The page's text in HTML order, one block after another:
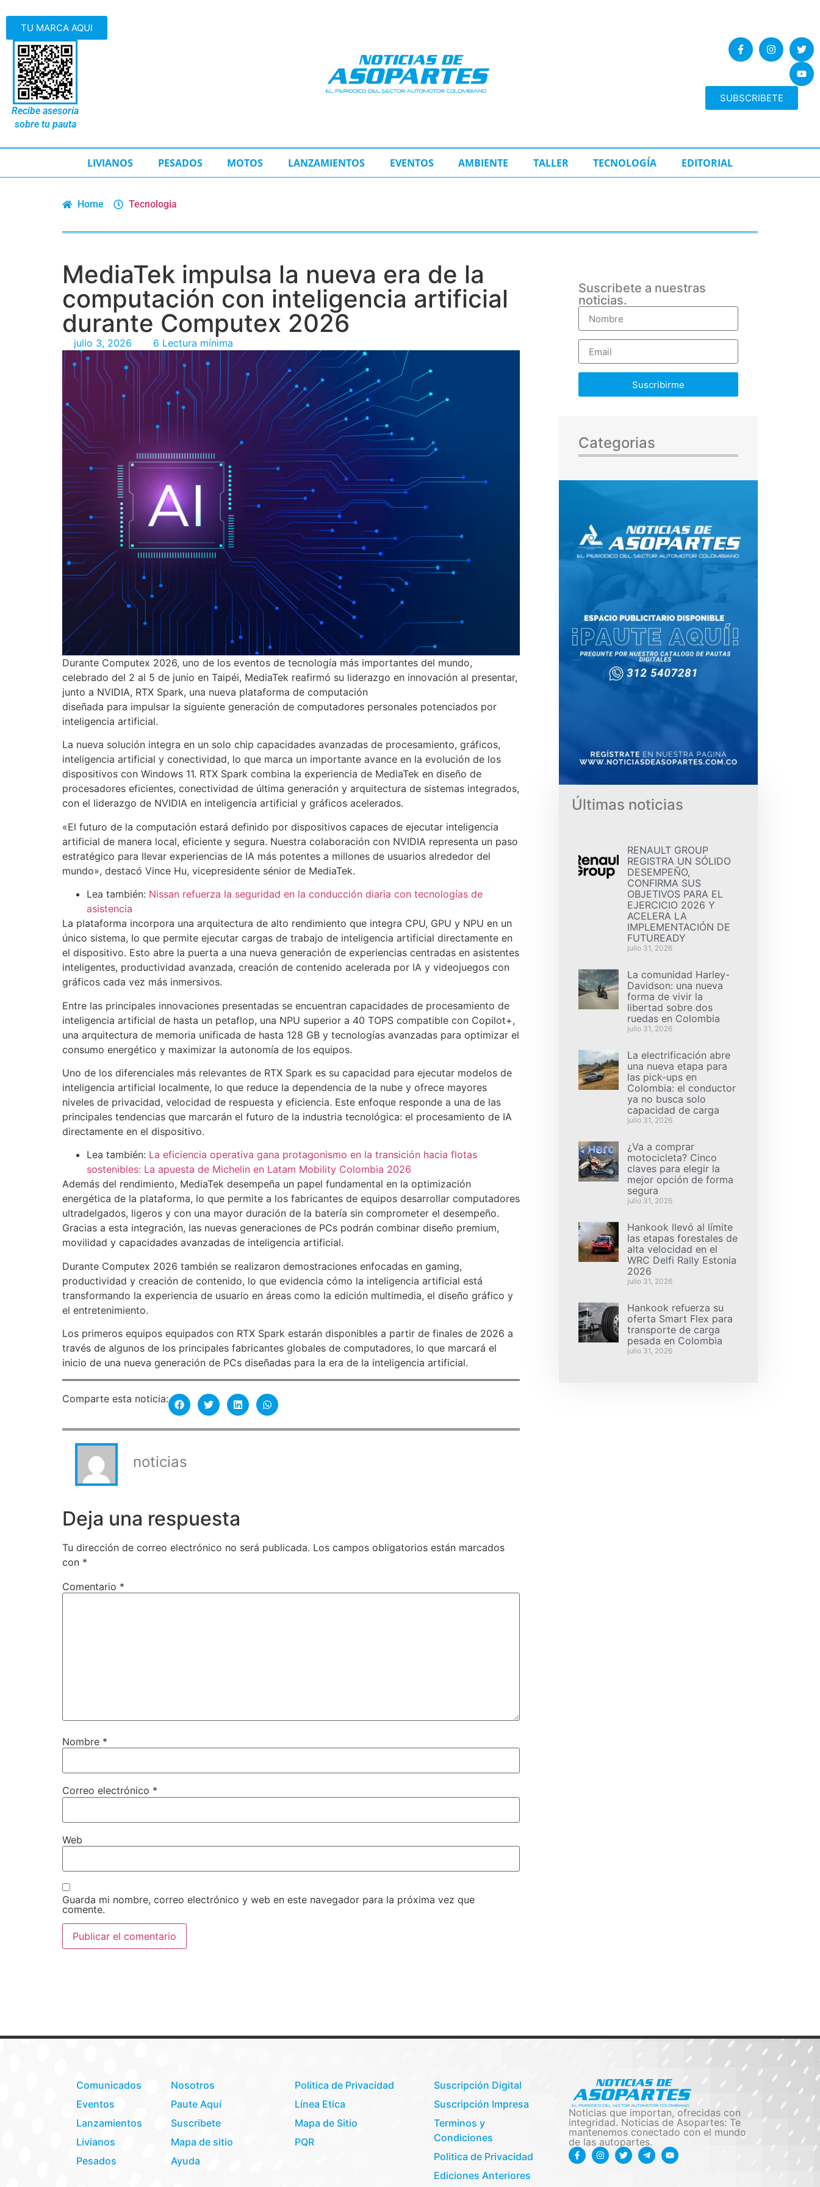
TU MARCA AQUI
Recibe asesoría
sobre tu pauta
SUBSCRIBETE
LIVIANOS PESADOS MOTOS LANZAMIENTOS EVENTOS AMBIENTE TALLER TECNOLOGÍA EDITORIAL
Home Tecnologia
MediaTek impulsa la nueva era de la
computación con inteligencia artificial
durante Computex 2026
julio 3, 2026 6 Lectura mínima
Durante Computex 2026, uno de los eventos de tecnología más importantes del mundo,
celebrado del 2 al 5 de junio en Taipéi, MediaTek reafirmó su liderazgo en innovación al presentar,
junto a NVIDIA, RTX Spark, una nueva plataforma de computación
diseñada para impulsar la siguiente generación de computadores personales potenciados por
inteligencia artificial.
La nueva solución integra en un solo chip capacidades avanzadas de procesamiento, gráficos,
inteligencia artificial y conectividad, lo que marca un importante avance en la evolución de los
dispositivos con Windows 11. RTX Spark combina la experiencia de MediaTek en diseño de
procesadores eficientes, conectividad de última generación y arquitectura de sistemas integrados,
con el liderazgo de NVIDIA en inteligencia artificial y gráficos acelerados.
«El futuro de la computación estará definido por dispositivos capaces de ejecutar inteligencia
artificial de manera local, eficiente y segura. Nuestra colaboración con NVIDIA representa un paso
estratégico para llevar experiencias de IA más potentes a millones de usuarios alrededor del
mundo», destacó Vince Hu, vicepresidente sénior de MediaTek.
Lea también: Nissan refuerza la seguridad en la conducción diaria con tecnologías de
asistencia
La plataforma incorpora una arquitectura de alto rendimiento que integra CPU, GPU y NPU en un
único sistema, lo que permite ejecutar cargas de trabajo de inteligencia artificial directamente en
el dispositivo. Esto abre la puerta a una nueva generación de experiencias centradas en asistentes
inteligentes, productividad avanzada, creación de contenido acelerada por IA y videojuegos con
gráficos cada vez más inmersivos.
Entre las principales innovaciones presentadas se encuentran capacidades de procesamiento de
inteligencia artificial de hasta un petaflop, una NPU superior a 40 TOPS compatible con Copilot+,
una arquitectura de memoria unificada de hasta 128 GB y tecnologías avanzadas para optimizar el
consumo energético y maximizar la autonomía de los equipos.
Uno de los diferenciales más relevantes de RTX Spark es su capacidad para ejecutar modelos de
inteligencia artificial localmente, lo que reduce la dependencia de la nube y ofrece mayores
niveles de privacidad, velocidad de respuesta y eficiencia. Este enfoque responde a una de las
principales tendencias que marcarán el futuro de la industria tecnológica: el procesamiento de IA
directamente en el dispositivo.
Lea también: La eficiencia operativa gana protagonismo en la transición hacia flotas
sostenibles: La apuesta de Michelin en Latam Mobility Colombia 2026
Además del rendimiento, MediaTek desempeña un papel fundamental en la optimización
energética de la plataforma, lo que permite a los fabricantes de equipos desarrollar computadores
ultradelgados, ligeros y con una mayor duración de la batería sin comprometer el desempeño.
Gracias a esta integración, las nuevas generaciones de PCs podrán combinar diseño premium,
movilidad y capacidades avanzadas de inteligencia artificial.
Durante Computex 2026 también se realizaron demostraciones enfocadas en gaming,
productividad y creación de contenido, lo que evidencia cómo la inteligencia artificial está
transformando la experiencia de usuario en áreas como la edición multimedia, el diseño gráfico y
el entretenimiento.
Los primeros equipos equipados con RTX Spark estarán disponibles a partir de finales de 2026 a
través de algunos de los principales fabricantes globales de computadores, lo que marcará el
inicio de una nueva generación de PCs diseñadas para la era de la inteligencia artificial.
Comparte esta noticia:
noticias
Deja una respuesta
Tu dirección de correo electrónico no será publicada. Los campos obligatorios están marcados
con *
Comentario *
Nombre *
Correo electrónico *
Web
Guarda mi nombre, correo electrónico y web en este navegador para la próxima vez que
comente.
Suscribete a nuestras
noticias.
Suscribirme
Categorias
Últimas noticias
RENAULT GROUP
REGISTRA UN SÓLIDO
DESEMPEÑO,
CONFIRMA SUS
OBJETIVOS PARA EL
EJERCICIO 2026 Y
ACELERA LA
IMPLEMENTACIÓN DE
FUTUREADY
julio 31, 2026
La comunidad Harley-
Davidson: una nueva
forma de vivir la
libertad sobre dos
ruedas en Colombia
julio 31, 2026
La electrificación abre
una nueva etapa para
las pick-ups en
Colombia: el conductor
ya no busca solo
capacidad de carga
julio 31, 2026
¿Va a comprar
motocicleta? Cinco
claves para elegir la
mejor opción de forma
segura
julio 31, 2026
Hankook llevó al límite
las etapas forestales de
alta velocidad en el
WRC Delfi Rally Estonia
2026
julio 31, 2026
Hankook refuerza su
oferta Smart Flex para
transporte de carga
pesada en Colombia
julio 31, 2026
Comunicados
Eventos
Lanzamientos
Livianos
Pesados
Nosotros
Paute Aquí
Suscribete
Mapa de sitio
Ayuda
Politica de Privacidad
Línea Etica
Mapa de Sitio
PQR
Suscripción Digital
Suscripción Impresa
Terminos y
Condiciones
Politica de Privacidad
Ediciones Anteriores
Noticias que importan, ofrecidas con
integridad. Noticias de Asopartes: Te
mantenemos conectado con el mundo
de las autopartes.